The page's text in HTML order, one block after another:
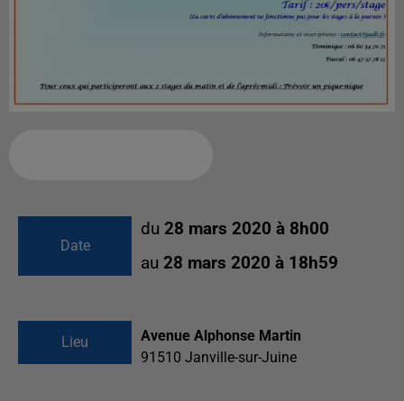
Date
du 28 mars 2020 à 8h00
au 28 mars 2020 à 18h59
Lieu
Avenue Alphonse Martin
91510 Janville-sur-Juine